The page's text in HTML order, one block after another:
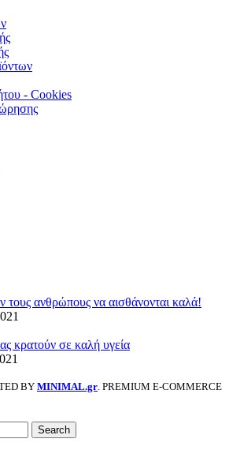
- Cookies
τους ανθρώπους να αισθάνονται καλά!
κρατούν σε καλή υγεία
BY MINIMAL.gr. PREMIUM E-COMMERCE
Search